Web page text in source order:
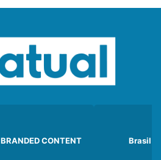
BRANDED CONTENT Brasil